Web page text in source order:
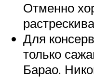
Отменно
Для
только
Барао.